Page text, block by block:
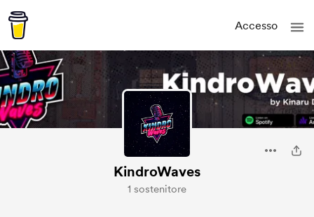
Accesso
KindroWaves
1 sostenitore